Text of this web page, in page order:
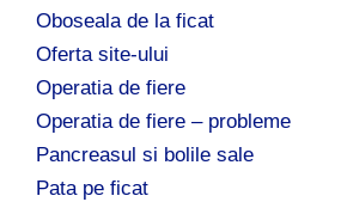
Oboseala de la ficat
Oferta site-ului
Operatia de fiere
Operatia de fiere – probleme
Pancreasul si bolile sale
Pata pe ficat